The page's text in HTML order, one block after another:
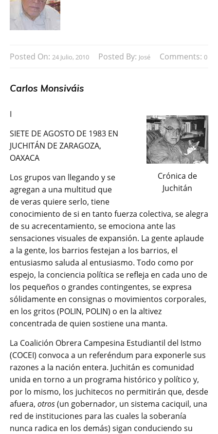
Posted On: 24 Julio, 2010 Posted By: José Comments: 0
Carlos Monsiváis
Crónica de
Juchitán
I
SIETE DE AGOSTO DE 1983 EN
JUCHITÁN DE ZARAGOZA,
OAXACA
Los grupos van llegando y se
agregan a una multitud que
de veras quiere serlo, tiene
conocimiento de si en tanto fuerza colectiva, se alegra
de su acrecentamiento, se emociona ante las
sensaciones visuales de expansión. La gente aplaude
a la gente, los barrios festejan a los barrios, el
entusiasmo saluda al entusiasmo. Todo como por
espejo, la conciencia política se refleja en cada uno de
los pequeños o grandes contingentes, se expresa
sólidamente en consignas o movimientos corporales,
en los gritos (POLIN, POLIN) o en la altivez
concentrada de quien sostiene una manta.
La Coalición Obrera Campesina Estudiantil del Istmo
(COCEI) convoca a un referéndum para exponerle sus
razones a la nación entera. Juchitán es comunidad
unida en torno a un programa histórico y político y,
por lo mismo, los juchitecos no permitirán que, desde
afuera, otros(un gobernador, un sistema caciquil, una
red de instituciones para las cuales la soberanía
nunca radica en los demás) sigan conduciendo su